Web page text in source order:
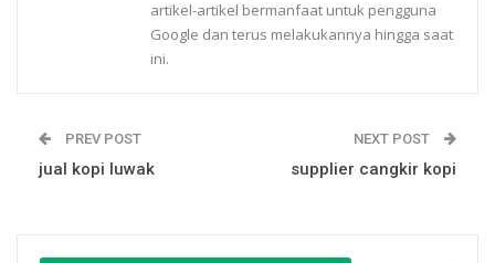
artikel-artikel bermanfaat untuk pengguna
Google dan terus melakukannya hingga saat
ini.
PREV POST
jual kopi luwak
NEXT POST
supplier cangkir kopi